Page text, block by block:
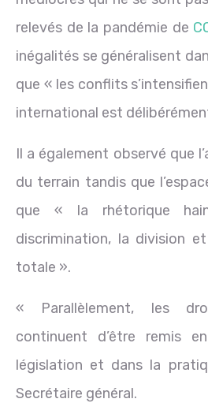
relevés de la pandémie de
inégalités se généralisent
que « les conflits
international est
Il a également observé que
du terrain tandis que
que « la rhétorique
discrimination, la division
totale ».
« Parallèlement, les
continuent d’être remis
législation et dans la
Secrétaire général.